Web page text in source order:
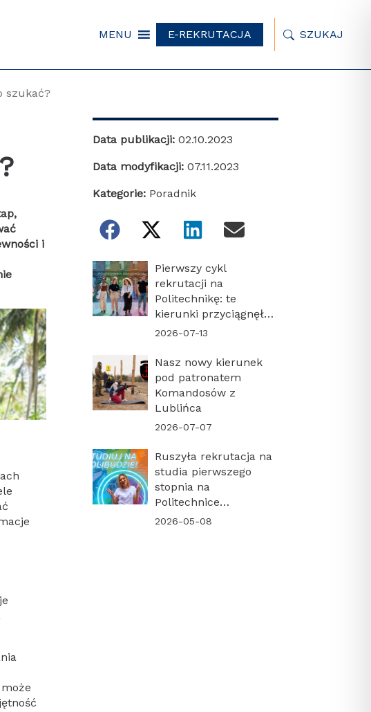
MENU E-REKRUTACJA SZUKAJ
szukać?
i
Data publikacji: 02.10.2023
Data modyfikacji: 07.11.2023
Kategorie: Poradnik
Pierwszy cykl
rekrutacji na
Politechnikę: te
kierunki przyciągnęły
najwięcej kandydatów!
2026-07-13
Nasz nowy kierunek
pod patronatem
Komandosów z
Lublińca
2026-07-07
Ruszyła rekrutacja na
studia pierwszego
stopnia na
Politechnice
Krakowskiej. Sprawdź
2026-05-08